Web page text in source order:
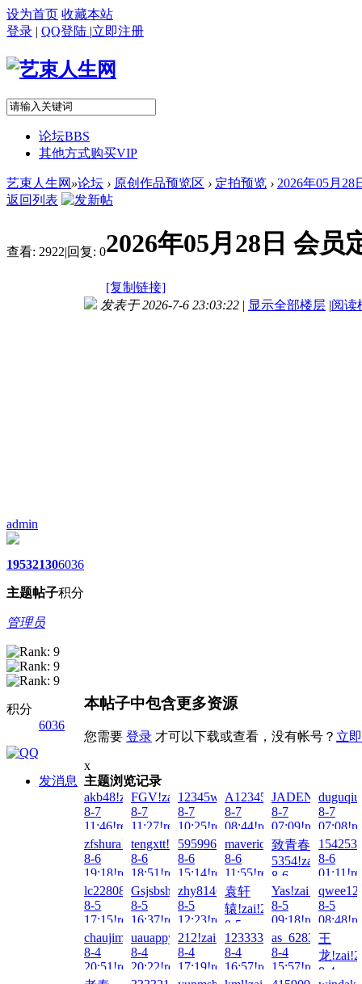
设为首页 收藏本站
登录 | QQ登陆 |立即注册
论坛BBS
其他方式购买VIP
艺束人生网 »论坛 › 原创作品预览区 › 定拍预览 › 2026年05月
返回列表
查看: 2922|回复: 02026年05月28日 会
[复制链接]
admin
1953
主题
2130
帖子
6036
积分
管理员
积分
6036
发消息
发表于 2026-7-6 23:03:22 | 显示全部楼层 |阅读
本帖子中包含更多资源
您需要 登录 才可以下载或查看，没有帐号？ 立
x
主题浏览记录
akb48!zai!2026-
8-7
11:46!read!
FGV!zai!2026-
8-7
11:27!read!
12345wto!zai!2026-
8-7
10:25!read!
A123456...!zai!2026-
8-7
08:44!read!
8-7
07:09!read!
8-7
zfshura!zai!2026-
8-6
19:18!read!
tengxtt!zai!2026-
8-6
18:51!read!
595996255!zai!2026-
8-6
15:14!read!
maverick99!zai!2026-
8-6
11:55!read!
致青春
5354!zai!2026-
8-6
02:27!read!
8-6
lc2280832!zai!2026-
8-5
17:15!read!
Gsjsbsh!zai!2026-
8-5
16:37!read!
zhy8146!zai!2026-
8-5
12:23!read!
袁轩
辕!zai!2026-
8-5
10:48!read!
Yas!zai!2026-
8-5
09:18!read!
8-5
chaujimmy!zai!2026-
8-4
20:51!read!
uauappy!zai!2026-
8-4
20:22!read!
212!zai!2026-
8-4
17:19!read!
1233331!zai!2026-
8-4
16:57!read!
8-4
15:57!read!
王
龙
8-4